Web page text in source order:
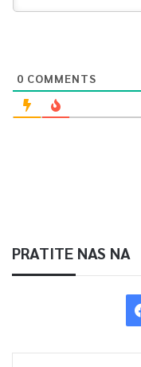
0 COMMENTS
PRATITE NAS NA